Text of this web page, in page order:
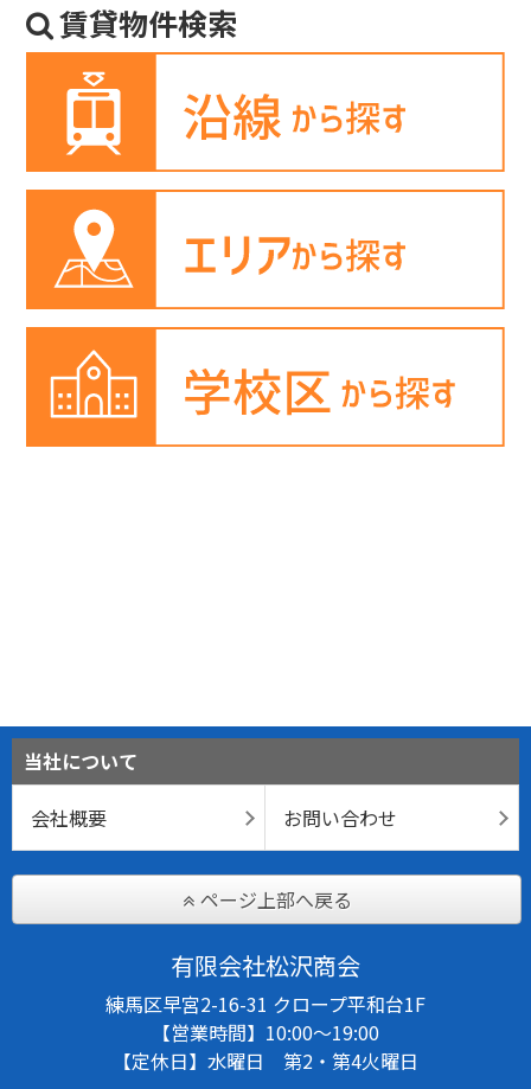
賃貸物件検索
当社について
会社概要
お問い合わせ
ページ上部へ戻る
有限会社松沢商会
練馬区早宮2-16-31 クロープ平和台1F
【営業時間】10:00～19:00
【定休日】水曜日 第2・第4火曜日